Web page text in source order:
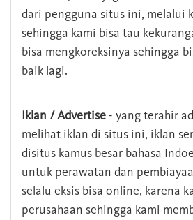
dari pengguna situs ini, melalui
sehingga kami bisa tau
bisa mengkoreksinya sehingga
baik lagi.
Iklan / Advertise - yang terahir
melihat iklan di situs ini, iklan
disitus kamus besar bahasa
untuk perawatan dan
selalu eksis bisa online, karena
perusahaan sehingga kami